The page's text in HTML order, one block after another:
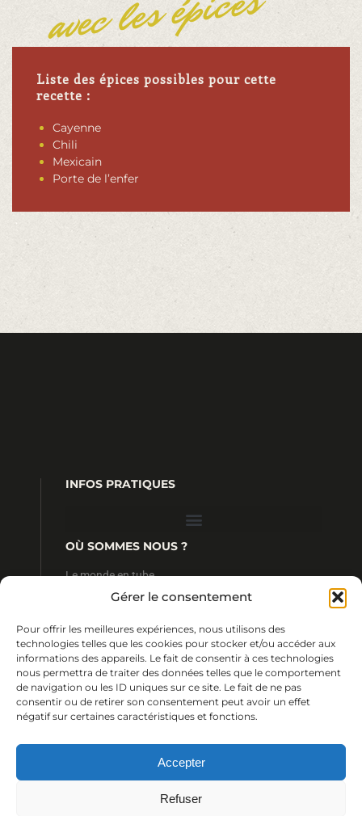
Gérer le consentement
Pour offrir les meilleures expériences, nous utilisons des
technologies telles que les cookies pour stocker et/ou accéder aux
informations des appareils. Le fait de consentir à ces technologies
nous permettra de traiter des données telles que le comportement
de navigation ou les ID uniques sur ce site. Le fait de ne pas
consentir ou de retirer son consentement peut avoir un effet
négatif sur certaines caractéristiques et fonctions.
Accepter
Refuser
Liste des épices possibles pour cette
recette :
Cayenne
Chili
Mexicain
Porte de l’enfer
INFOS PRATIQUES
OÙ SOMMES NOUS ?
Le monde en tube
4 rue Ratel
35190 Tinténiac
CONTACT
+33 (0) 2 99 68 13 64
+33 (0) 2 99 23 09 24
contact@lemondeentube.com
© 2018 Le monde en tube / Julien Cohignac